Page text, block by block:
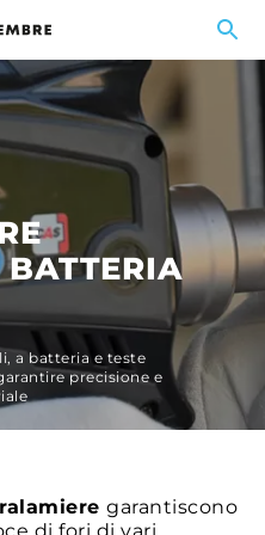
a batteria e teste
precisione e
garantiscono